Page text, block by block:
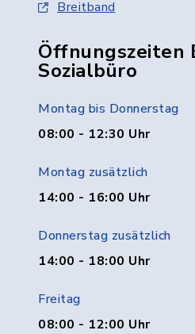
Breitband
Öffnungszeiten
Sozialbüro
Montag bis Donnerstag
08:00 - 12:30 Uhr
Montag zusätzlich
14:00 - 16:00 Uhr
Donnerstag zusätzlich
14:00 - 18:00 Uhr
Freitag
08:00 - 12:00 Uhr